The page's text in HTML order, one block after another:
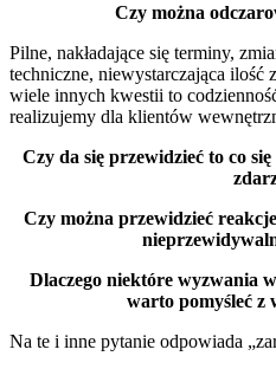
Czy można
Pilne, nakładające się terminy,
techniczne, niewystarczająca
wiele innych kwestii to
realizujemy dla klientów
Czy da się przewidzieć to co
Czy można przewidzieć
Dlaczego niektóre wyzwania
warto pomyśleć z
Na te i inne pytanie odpowiada